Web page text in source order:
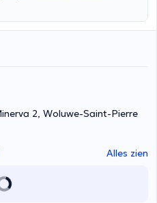
2, Woluwe-Saint-Pierre
Alles zien